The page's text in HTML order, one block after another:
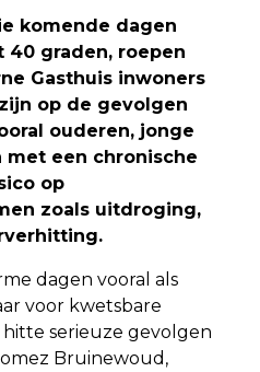
komende dagen
graden, roepen
Gasthuis inwoners
op de gevolgen
ouderen, jonge
met een chronische
op
zoals uitdroging,
dagen vooral als
voor kwetsbare
serieuze gevolgen
Bruinewoud,